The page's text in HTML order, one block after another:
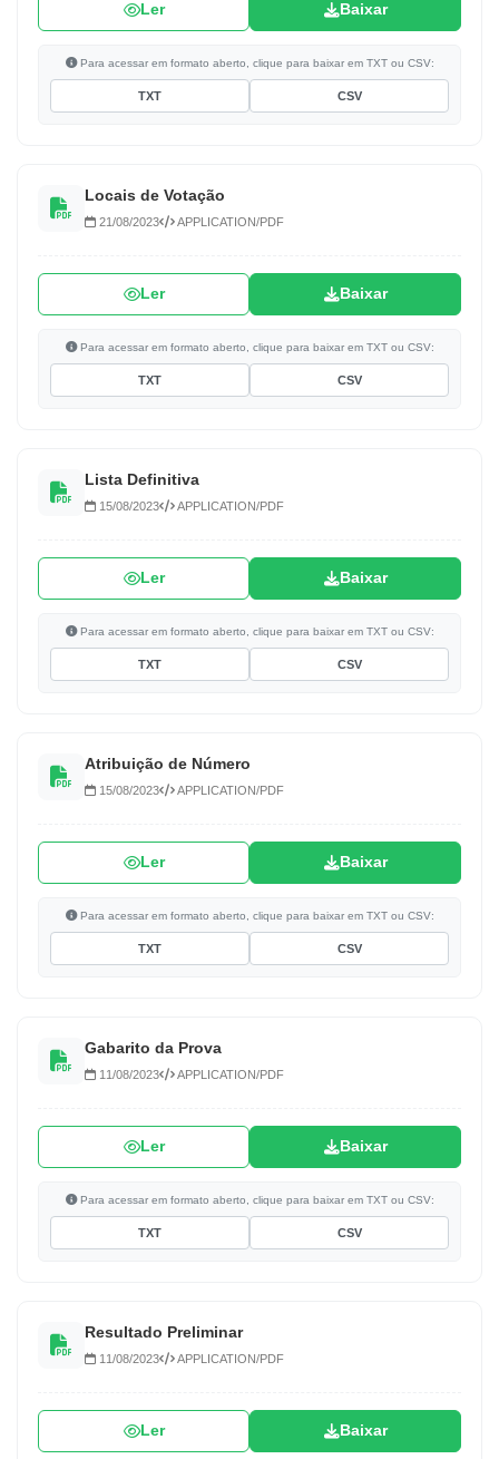
Ler Baixar
Para acessar em formato aberto, clique para baixar em TXT ou CSV:
TXT CSV
Locais de Votação
21/08/2023 APPLICATION/PDF
Ler Baixar
Para acessar em formato aberto, clique para baixar em TXT ou CSV:
TXT CSV
Lista Definitiva
15/08/2023 APPLICATION/PDF
Ler Baixar
Para acessar em formato aberto, clique para baixar em TXT ou CSV:
TXT CSV
Atribuição de Número
15/08/2023 APPLICATION/PDF
Ler Baixar
Para acessar em formato aberto, clique para baixar em TXT ou CSV:
TXT CSV
Gabarito da Prova
11/08/2023 APPLICATION/PDF
Ler Baixar
Para acessar em formato aberto, clique para baixar em TXT ou CSV:
TXT CSV
Resultado Preliminar
11/08/2023 APPLICATION/PDF
Ler Baixar